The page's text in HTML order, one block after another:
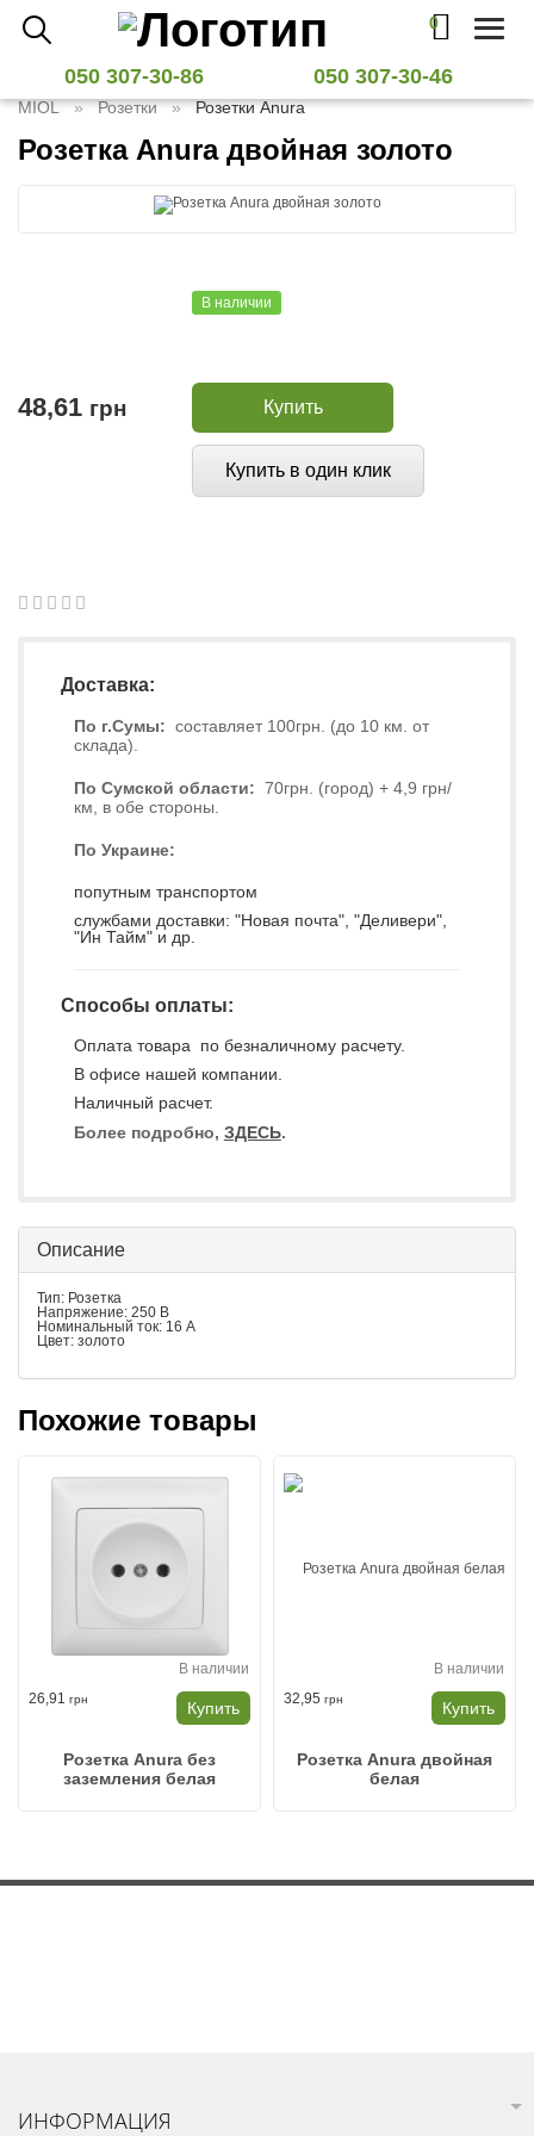
0
Toggle
050 307-30-86 050 307-30-46
MIOL Розетки Розетки Anura
Розетка Anura двойная золото
В наличии
48,61 грн Купить
Купить в один клик
12345
Доставка:
По г.Сумы: составляет 100грн. (до 10 км. от
склада).
По Сумской области: 70грн. (город) + 4,9 грн/
км, в обе стороны.
По Украине:
попутным транспортом
службами доставки: "Новая почта", "Деливери",
"Ин Тайм" и др.
Способы оплаты:
Оплата товара по безналичному расчету.
В офисе нашей компании.
Наличный расчет.
Более подробно, ЗДЕСЬ.
Описание
Тип: Розетка
Напряжение: 250 В
Номинальный ток: 16 А
Цвет: золото
Похожие товары
В наличии
26,91 грн Купить
Розетка Anura без
заземления белая
В наличии
32,95 грн Купить
Розетка Anura двойная
белая
ИНФОРМАЦИЯ